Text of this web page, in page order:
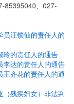
85395040、027-
员汪锁仙的责任人的
玲的责任人的通告
李达的责任人的通告
齐花的责任人的通
（残疾妇女）非法判